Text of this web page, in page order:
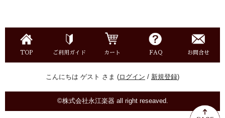
TOP ご利用ガイド カート FAQ お問合せ
こんにちは ゲスト さま (ログイン / 新規登録)
©株式会社永江楽器 all right reseaved.